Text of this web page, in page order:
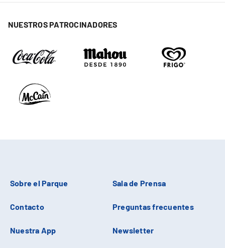
NUESTROS PATROCINADORES
Sobre el Parque Sala de Prensa
Contacto Preguntas frecuentes
Nuestra App Newsletter